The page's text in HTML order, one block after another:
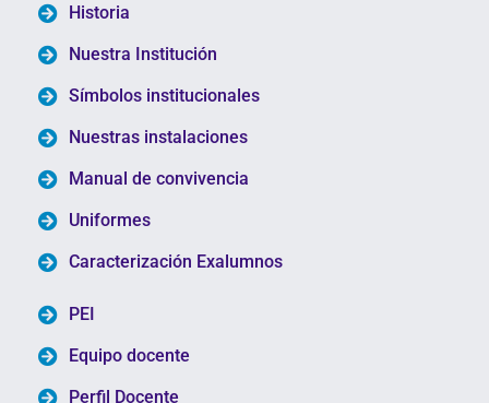
Historia
Nuestra Institución
Símbolos institucionales
Nuestras instalaciones
Manual de convivencia
Uniformes
Caracterización Exalumnos
PEI
Equipo docente
Perfil Docente